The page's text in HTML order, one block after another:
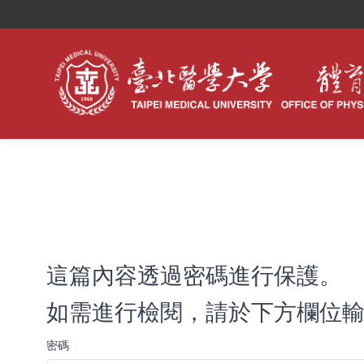
這篇內容透過密碼進行保護。
如需進行檢閱，請於下方欄位
密碼